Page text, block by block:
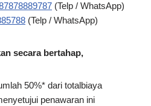
(Telp / WhatsApp)
(Telp / WhatsApp)
secara bertahap,
50%* dari totalbiaya
penawaran ini